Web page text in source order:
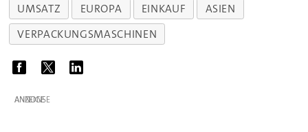
UMSATZ EUROPA EINKAUF
ASIEN
VERPACKUNGSMASCHINEN
ANZEIGE